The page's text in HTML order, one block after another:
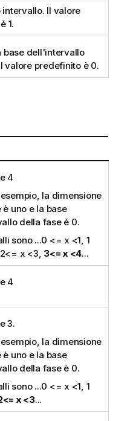
intervallo. Il valore
1.
base dell'intervallo
valore predefinito è 0.
4
la dimensione
uno e la base
della fase è 0.
sono ...0 <= x <1, 1
x <3, 3<= x <4...
4
3.
la dimensione
uno e la base
della fase è 0.
sono ...0 <= x <1, 1
x <3...